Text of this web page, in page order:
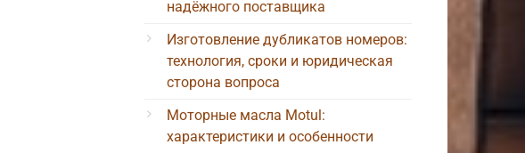
надёжного поставщика
Изготовление дубликатов номеров:
технология, сроки и юридическая
сторона вопроса
Моторные масла Motul:
характеристики и особенности